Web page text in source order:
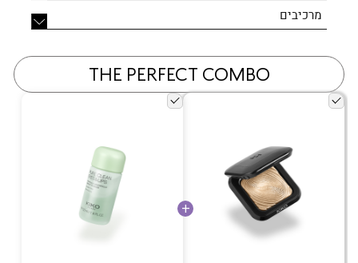
מרכיבים
THE PERFECT COMBO